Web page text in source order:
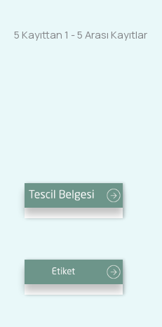
5 Kayıttan 1 - 5 Arası Kayıtlar